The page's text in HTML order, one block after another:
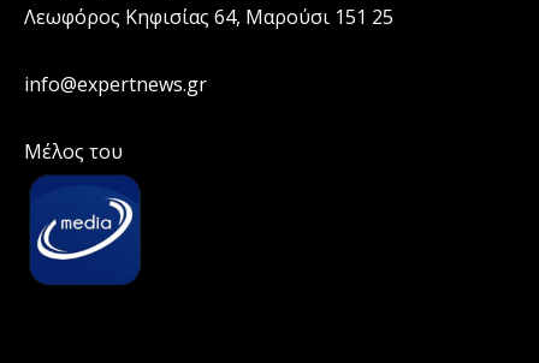
Λεωφόρος Κηφισίας 64, Μαρούσι 151 25
info@expertnews.gr
Μέλος του